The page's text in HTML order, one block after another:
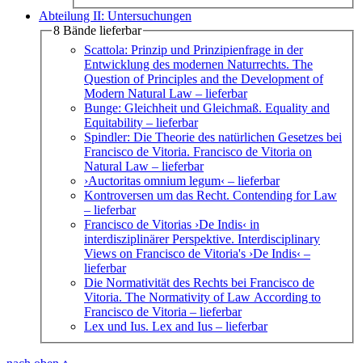
Abteilung II: Untersuchungen
8 Bände lieferbar
Scattola: Prinzip und Prinzipienfrage in der
Entwicklung des modernen Naturrechts. The
Question of Principles and the Development of
Modern Natural Law – lieferbar
Bunge: Gleichheit und Gleichmaß. Equality and
Equitability – lieferbar
Spindler: Die Theorie des natürlichen Gesetzes bei
Francisco de Vitoria. Francisco de Vitoria on
Natural Law – lieferbar
›Auctoritas omnium legum‹ – lieferbar
Kontroversen um das Recht. Contending for Law
– lieferbar
Francisco de Vitorias ›De Indis‹ in
interdisziplinärer Perspektive. Interdisciplinary
Views on Francisco de Vitoria's ›De Indis‹ –
lieferbar
Die Normativität des Rechts bei Francisco de
Vitoria. The Normativity of Law According to
Francisco de Vitoria – lieferbar
Lex und Ius. Lex and Ius – lieferbar